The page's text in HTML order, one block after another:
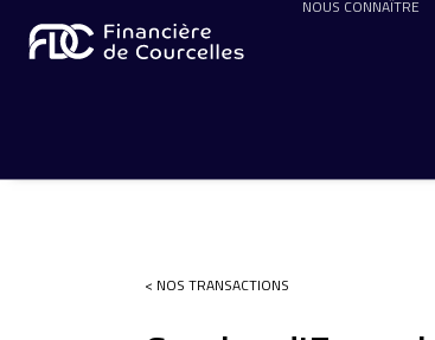
NOUS CONNAÎTRE
< NOS TRANSACTIONS